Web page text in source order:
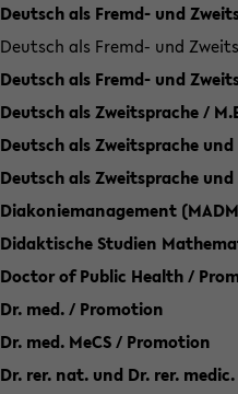
Deutsch als Fremd- und
Deutsch als Fremd- und
Deutsch als Fremd- und
Deutsch als Zweitsprache /
Deutsch als Zweitsprache
Deutsch als Zweitsprache
Diakoniemanagement
Didaktische Studien
Doctor of Public Health /
Dr. med. / Promotion
Dr. med. MeCS / Promotion
Dr. rer. nat. und Dr. rer.